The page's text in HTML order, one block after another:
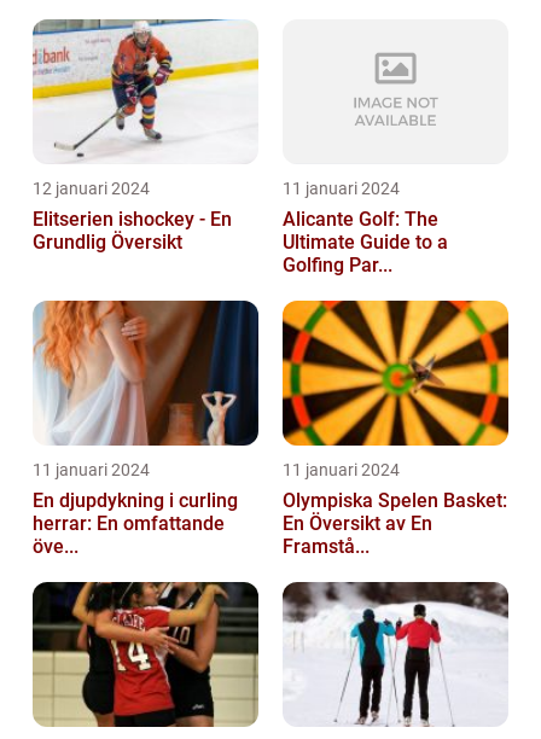
12 januari 2024
Elitserien ishockey - En
Grundlig Översikt
11 januari 2024
Alicante Golf: The
Ultimate Guide to a
Golfing Par...
11 januari 2024
En djupdykning i curling
herrar: En omfattande
öve...
11 januari 2024
Olympiska Spelen Basket:
En Översikt av En
Framstå...